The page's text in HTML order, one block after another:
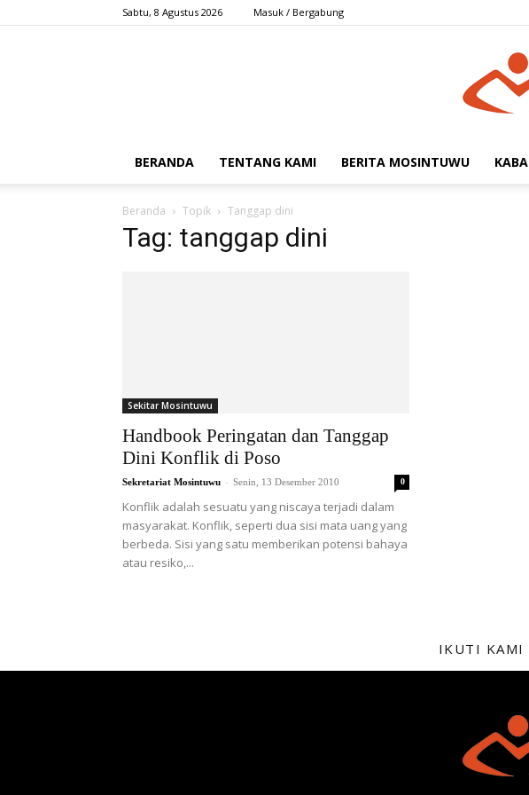
Sabtu, 8 Agustus 2026 Masuk / Bergabung
BERANDA TENTANG KAMI BERITA MOSINTUWU
Beranda Topik Tanggap dini
Tag: tanggap dini
Sekitar Mosintuwu
Handbook Peringatan dan Tanggap
Dini Konflik di Poso
Sekretariat Mosintuwu - Senin, 13 Desember 2010 0
Konflik adalah sesuatu yang niscaya terjadi dalam
masyarakat. Konflik, seperti dua sisi mata uang yang
berbeda. Sisi yang satu memberikan potensi bahaya
atau resiko,...
IKUTI KAMI